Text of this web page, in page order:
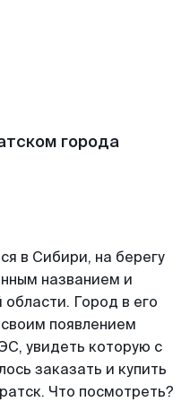
города
в Сибири, на берегу
названием и
Город в его
появлением
увидеть которую с
заказать и купить
Что посмотреть?